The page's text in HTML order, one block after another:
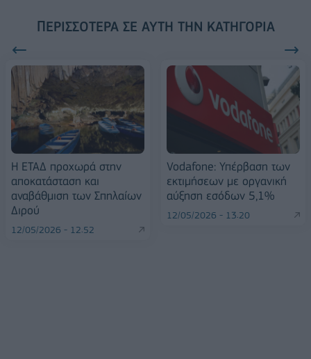
ΠΕΡΙΣΣΌΤΕΡΑ ΣΕ ΑΥΤΉ ΤΗΝ ΚΑΤΗΓΟΡΊΑ
Η ΕΤΑΔ προχωρά στην
αποκατάσταση και
αναβάθμιση των Σπηλαίων
Διρού
12/05/2026 - 12:52
Vodafone: Υπέρβαση των
εκτιμήσεων με οργανική
αύξηση εσόδων 5,1%
12/05/2026 - 13:20